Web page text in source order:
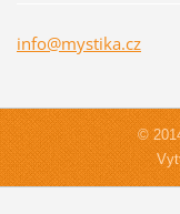
info@mystika.cz
©